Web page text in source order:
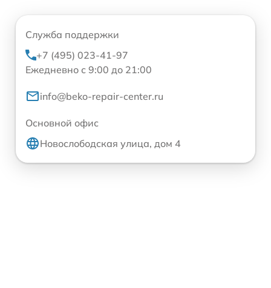
Служба поддержки
+7 (495) 023-41-97
Ежедневно с 9:00 до 21:00
info@beko-repair-center.ru
Основной офис
Новослободская улица, дом 4